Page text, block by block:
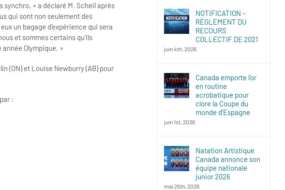
synchro, » a déclaré M. Scheil après
qui sont non seulement des
un bagage d’expérience qui sera
et sommes certains qu’ils
Olympique. »
(ON) et Louise Newburry (AB) pour
:
NOTIFICATION –
RÈGLEMENT DU
RECOURS
COLLECTIF DE 2021
juin 4th, 2026
Canada emporte l’or
en routine
acrobatique pour
clore la Coupe du
monde d’Espagne
juin 1st, 2026
Natation Artistique
Canada annonce son
équipe nationale
junior 2026
mai 25th, 2026